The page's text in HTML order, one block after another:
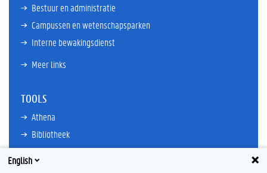
Bestuur en administratie
Campussen en wetenschapsparken
Interne bewakingsdienst
Meer links
TOOLS
Athena
Bibliotheek
TimeEdit
English